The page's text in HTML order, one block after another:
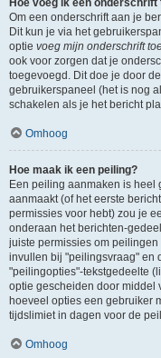
Hoe voeg ik een
Om een onderschrift aan je
Dit kun je via het
optie voeg mijn onderschrift
ook voor zorgen dat je
toegevoegd. Dit doe je door
gebruikerspaneel (het is nog
schakelen als je het bericht
Omhoog
Hoe maak ik een peiling?
Een peiling aanmaken is
aanmaakt (of het eerste
permissies voor hebt) zou je
onderaan het berichten-
juiste permissies om
invullen bij "peilingsvraag" en
"peilingopties"-tekstgedeelte
optie gescheiden door middel
hoeveel opties een gebruiker
tijdslimiet in dagen voor de
Omhoog